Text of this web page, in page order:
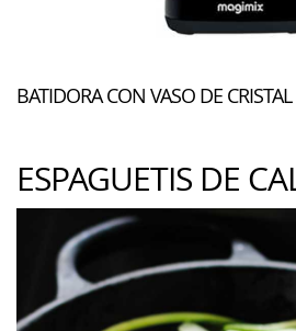
BATIDORA CON VASO DE
ESPAGUETIS DE